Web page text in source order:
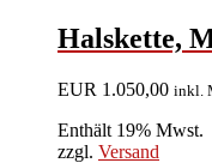
Halskette,
EUR 1.050,00 inkl.
Enthält 19% Mwst.
zzgl. Versand